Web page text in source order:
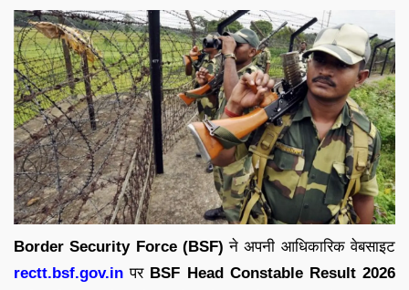
Border Security Force (BSF) ने अपनी आधिकारिक वेबसाइट
rectt.bsf.gov.in पर BSF Head Constable Result 2026